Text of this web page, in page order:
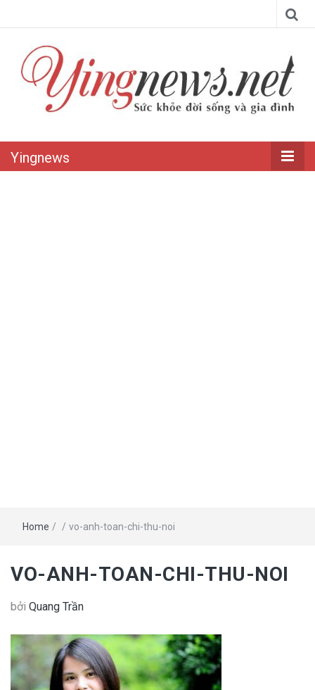
Yingnews
Home / / vo-anh-toan-chi-thu-noi
VO-ANH-TOAN-CHI-THU-NOI
bởi Quang Trần